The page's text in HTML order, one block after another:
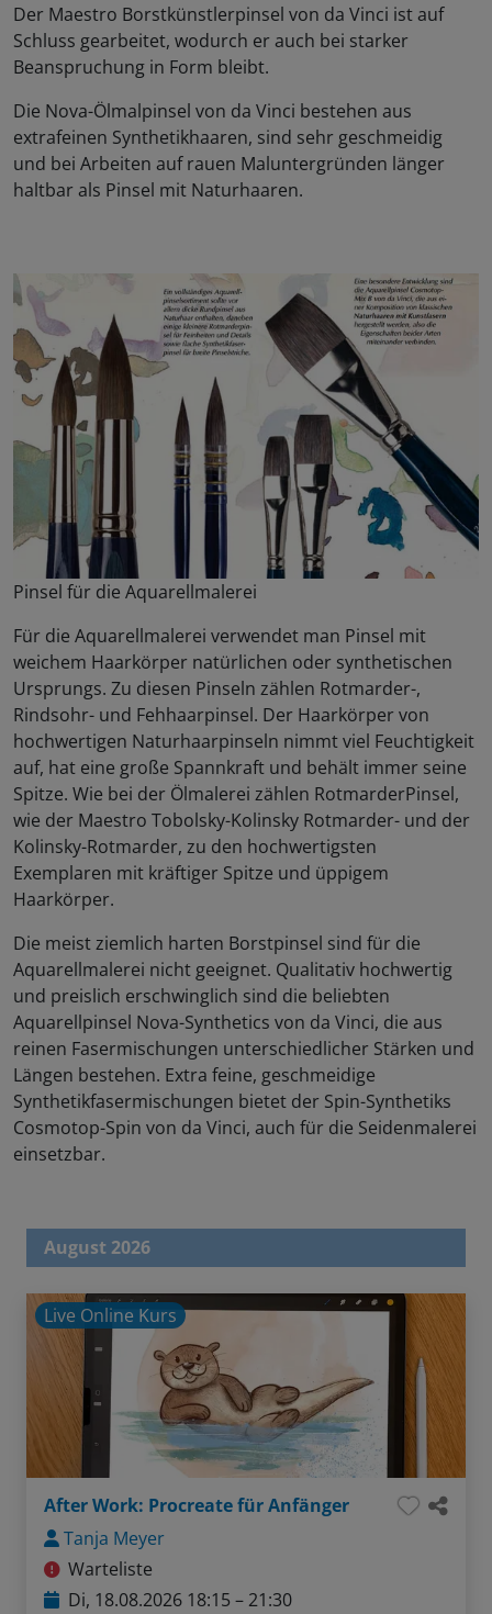
Der Maestro Borstkünstlerpinsel von da Vinci ist auf
Schluss gearbeitet, wodurch er auch bei starker
Beanspruchung in Form bleibt.
Die Nova-Ölmalpinsel von da Vinci bestehen aus
extrafeinen Synthetikhaaren, sind sehr geschmeidig
und bei Arbeiten auf rauen Maluntergründen länger
haltbar als Pinsel mit Naturhaaren.
Pinsel für die Aquarellmalerei
Für die Aquarellmalerei verwendet man Pinsel mit
weichem Haarkörper natürlichen oder synthetischen
Ursprungs. Zu diesen Pinseln zählen Rotmarder-,
Rindsohr- und Fehhaarpinsel. Der Haarkörper von
hochwertigen Naturhaarpinseln nimmt viel Feuchtigkeit
auf, hat eine große Spannkraft und behält immer seine
Spitze. Wie bei der Ölmalerei zählen RotmarderPinsel,
wie der Maestro Tobolsky-Kolinsky Rotmarder- und der
Kolinsky-Rotmarder, zu den hochwertigsten
Exemplaren mit kräftiger Spitze und üppigem
Haarkörper.
Die meist ziemlich harten Borstpinsel sind für die
Aquarellmalerei nicht geeignet. Qualitativ hochwertig
und preislich erschwinglich sind die beliebten
Aquarellpinsel Nova-Synthetics von da Vinci, die aus
reinen Fasermischungen unterschiedlicher Stärken und
Längen bestehen. Extra feine, geschmeidige
Synthetikfasermischungen bietet der Spin-Synthetiks
Cosmotop-Spin von da Vinci, auch für die Seidenmalerei
einsetzbar.
August 2026
Live Online Kurs
After Work: Procreate für Anfänger
Tanja Meyer
Warteliste
Di, 18.08.2026 18:15 – 21:30